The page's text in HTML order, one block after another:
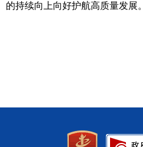
的持续向上向好护航高质量发展。